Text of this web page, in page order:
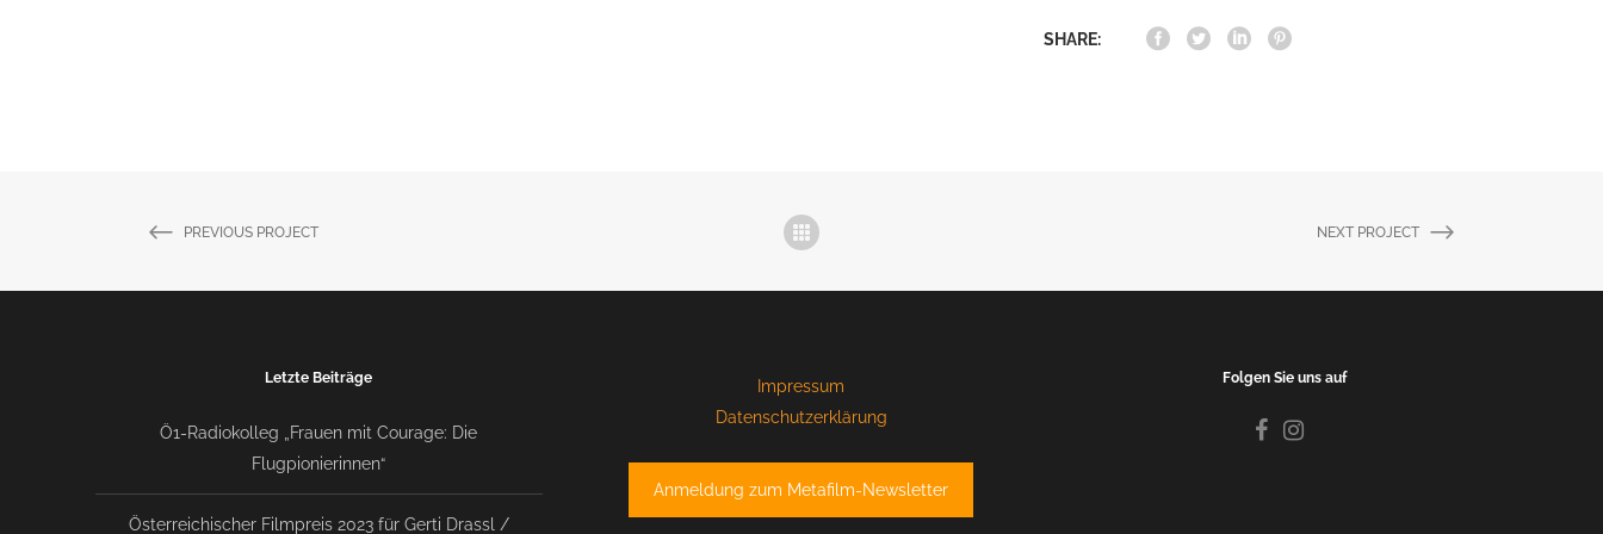
SHARE:
PREVIOUS PROJECT NEXT PROJECT
Letzte Beiträge
Ö1-Radiokolleg „Frauen mit Courage: Die
Flugpionierinnen“
Österreichischer Filmpreis 2023 für Gerti Drassl /
Impressum
Datenschutzerklärung
Anmeldung zum Metafilm-Newsletter
Folgen Sie uns auf